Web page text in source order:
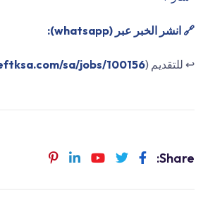
🔗 انشر الخبر عبر (whatsapp):
↩️ للتقديم (sa/jobs/100156
Share: